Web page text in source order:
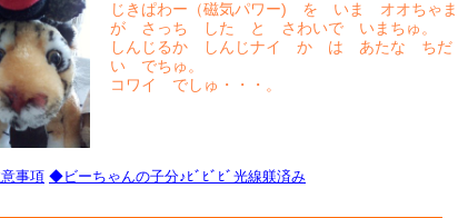
じきぱわー（磁気パワー) を いま オオちゃま
が さっち した と さわいで いまちゅ。
しんじるか しんじナイ か は あたな ちだ
い でちゅ。
コワイ でしゅ・・・。
事項 ◆ビーちゃんの子分♪ﾋﾞﾋﾞﾋﾞ光線躾済み